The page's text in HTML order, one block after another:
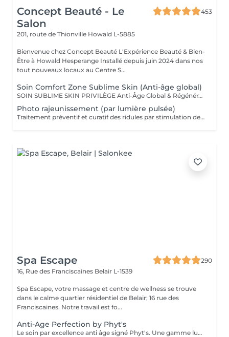
Concept Beauté - Le
Salon
453
201, route de Thionville Howald L-5885
Bienvenue chez Concept Beauté L'Expérience Beauté & Bien-
Être à Howald Hesperange Installé depuis juin 2024 dans nos
tout nouveaux locaux au Centre S...
Soin Comfort Zone Sublime Skin (Anti-âge global)
SOIN SUBLIME SKIN PRIVILÈGE Anti-Âge Global & Régénérant Le soin d'excellence pour une peau sublimée ! Ce protocole complet associe les technologies anti-âge les plus avancées et des techniques de massage profondes pour un effet lifting et raffermissant immédiat. Il agit sur la perte de volume, les rides et le relâchement cutané pour une peau redensifiée, éclatante et plus jeune. SOINS DU VISAGE COMFORT ZONE Nos soins du visage utilisent les produits de la marque Comfort Zone, une référence en cosmétique professionnelle alliant science, nature et innovation. Formulés avec des ingrédients d'origine naturelle, sans silicones, parabènes ni huiles minérales, ces soins sont conçus pour respecter l'équilibre de la peau tout en offrant des résultats visibles et durables. Chaque soin est un véritable rituel de bien-être et d'efficacité, adapté aux besoins spécifiques de votre peau.
Photo rajeunissement (par lumière pulsée)
Traitement préventif et curatif des ridules par stimulation des fibroblastes présents dans le derme.
Spa Escape
290
16, Rue des Franciscaines Belair L-1539
Spa Escape, votre massage et centre de wellness se trouve
dans le calme quartier résidentiel de Belair; 16 rue des
Franciscaines. Notre travail est fo...
Anti-Age Perfection by Phyt's
Le soin par excellence anti âge signé Phyt's. Une gamme luxueuse qui permet un traitement aux actifs puissants naturels et complets des peaux matures. Réduction des rides, fermeté ...une efficacité prouvée et résultat visible dès le 1 er soin. Ce soin commence par un rafraîchissement stimulant des pieds pour favoriser la circulation sanguine et la relaxation.